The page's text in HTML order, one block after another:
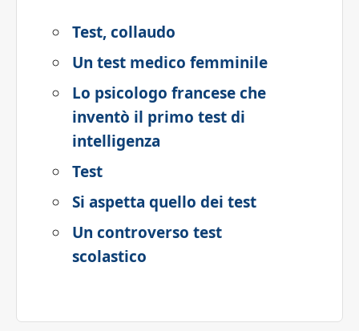
Test, collaudo
Un test medico femminile
Lo psicologo francese che
inventò il primo test di
intelligenza
Test
Si aspetta quello dei test
Un controverso test
scolastico